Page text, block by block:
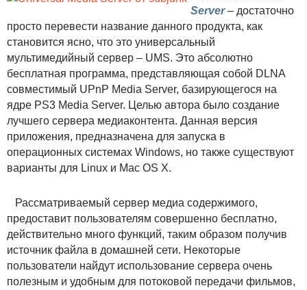
Server– достаточно
просто перевести название данного продукта, как
становится ясно, что это универсальный
мультимедийный сервер – UMS. Это абсолютно
бесплатная программа, представляющая собой DLNA
совместимый UPnP Media Server, базирующегося на
ядре PS3 Media Server. Целью автора было создание
лучшего сервера медиаконтента. Данная версия
приложения, предназначена для запуска в
операционных системах Windows, но также существуют
варианты для Linux и Mac OS X.
Рассматриваемый сервер медиа содержимого,
предоставит пользователям совершенно бесплатно,
действительно много функций, таким образом получив
источник файла в домашней сети. Некоторые
пользователи найдут использование сервера очень
полезным и удобным для потоковой передачи фильмов,